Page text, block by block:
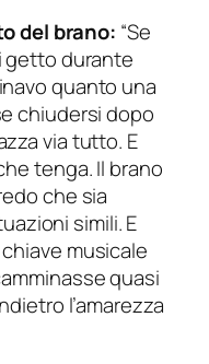
del brano: “Se
getto durante
quanto una
chiudersi dopo
via tutto. E
tenga. Il brano
che sia
simili. E
musicale
quasi
l’amarezza